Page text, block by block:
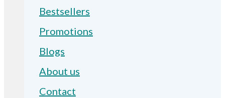
Bestsellers
Promotions
Blogs
About us
Contact